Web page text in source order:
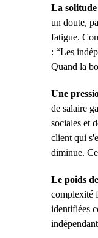
La
un doute,
fatigue.
: “Les
Quand la
Une
de salaire
sociales et
client qui
diminue.
Le poids
complexité
identifiées